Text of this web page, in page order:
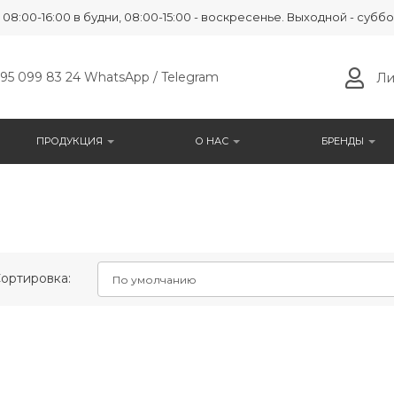
08:00-16:00 в будни, 08:00-15:00 - воскресенье. Выходной -
099 83 24 WhatsApp / Telegram
ПРОДУКЦИЯ О НАС БРЕНДЫ